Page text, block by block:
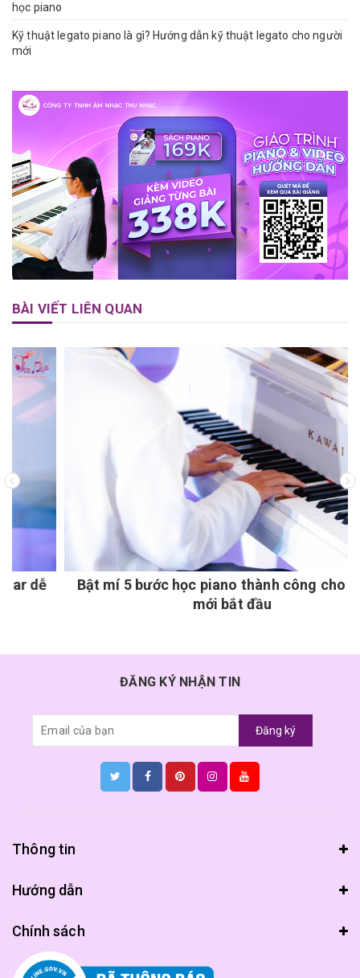
học piano
Kỹ thuật legato piano là gì? Hướng dẫn kỹ thuật legato cho người
mới
BÀI VIẾT LIÊN QUAN
Bật mí 5 bước học piano thành công cho người
mới bắt đầu
ĐĂNG KÝ NHẬN TIN
Đăng ký
Thông tin
Hướng dẫn
Chính sách